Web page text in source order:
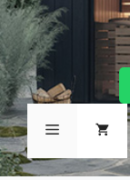
תפריט